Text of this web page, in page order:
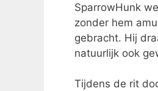
SparrowHunk
zonder hem
gebracht. Hij
natuurlijk ook
Tijdens de rit